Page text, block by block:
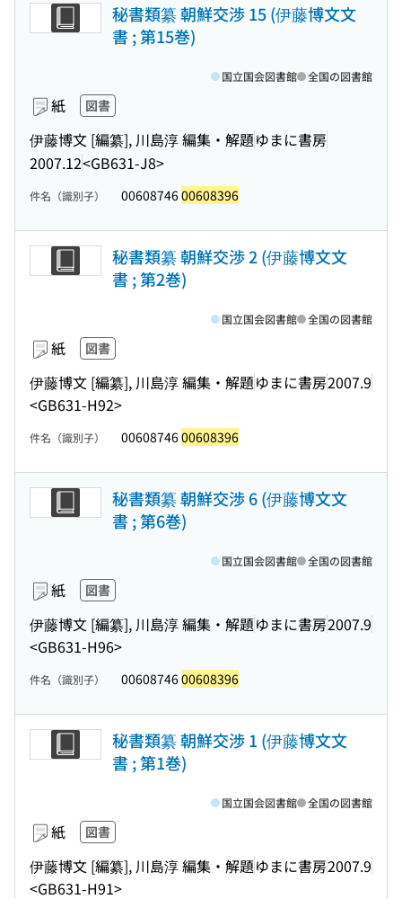
秘書類纂 朝鮮交渉 15 (伊藤博文文
書 ; 第15巻)
紙 図書
伊藤博文 [編纂], 川島淳 編集・解題ゆまに書房
2007.12<GB631-J8>
国立国会図書館 全国の図書館
件名（識別子） 0060874600608396
秘書類纂 朝鮮交渉 2 (伊藤博文文
書 ; 第2巻)
紙 図書
伊藤博文 [編纂], 川島淳 編集・解題ゆまに書房2007.9
<GB631-H92>
国立国会図書館 全国の図書館
件名（識別子） 0060874600608396
秘書類纂 朝鮮交渉 6 (伊藤博文文
書 ; 第6巻)
紙 図書
伊藤博文 [編纂], 川島淳 編集・解題ゆまに書房2007.9
<GB631-H96>
国立国会図書館 全国の図書館
件名（識別子） 0060874600608396
秘書類纂 朝鮮交渉 1 (伊藤博文文
書 ; 第1巻)
紙 図書
伊藤博文 [編纂], 川島淳 編集・解題ゆまに書房2007.9
<GB631-H91>
国立国会図書館 全国の図書館